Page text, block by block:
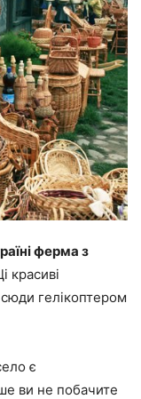
ферма з
красиві
гелікоптером
є
ви не побачите